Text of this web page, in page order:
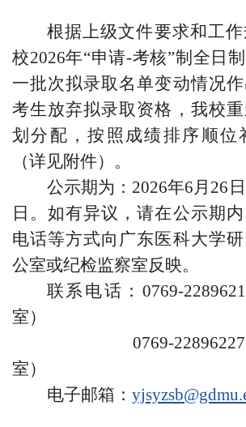
根据上级文件要求和工
校2026年“申请-考核”制全日
一批次拟录取名单变动情况
考生放弃拟录取资格，我校
划分配，按照成绩排序顺位
（详见附件）。
公示期为：2026年6月 26
日。如有异议，请在公示期内
电话等方式向广东医科大学
公室或纪检监察室反映。
联系电话：0769-
室）
0769-
室）
电子邮箱：